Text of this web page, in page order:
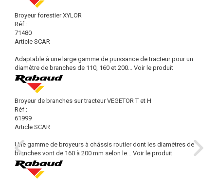
Broyeur forestier XYLOR
Réf :
71480
Article SCAR
Adaptable à une large gamme de puissance de tracteur pour un
diamètre de branches de 110, 160 et 200... Voir le produit
Broyeur de branches sur tracteur VEGETOR T et H
Réf :
61999
Article SCAR
Une gamme de broyeurs à châssis routier dont les diamètres de
branches vont de 160 à 200 mm selon le... Voir le produit